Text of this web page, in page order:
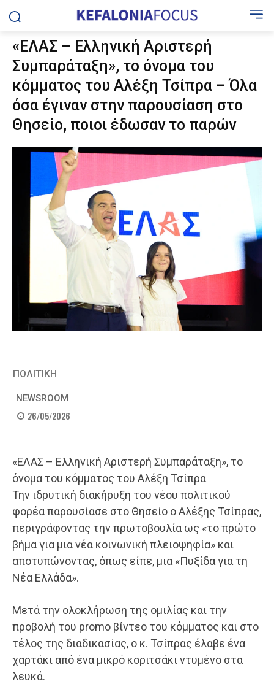
«ΕΛΑΣ – Ελληνική Αριστερή
Συμπαράταξη», το όνομα του
κόμματος του Αλέξη Τσίπρα – Όλα
όσα έγιναν στην παρουσίαση στο
Θησείο, ποιοι έδωσαν το παρών
ΠΟΛΙΤΙΚΗ
NEWSROOM
26/05/2026
«ΕΛΑΣ – Ελληνική Αριστερή Συμπαράταξη», το
όνομα του κόμματος του Αλέξη Τσίπρα
Την ιδρυτική διακήρυξη του νέου πολιτικού
φορέα παρουσίασε στο Θησείο ο Αλέξης Τσίπρας,
περιγράφοντας την πρωτοβουλία ως «το πρώτο
βήμα για μια νέα κοινωνική πλειοψηφία» και
αποτυπώνοντας, όπως είπε, μια «Πυξίδα για τη
Νέα Ελλάδα».
Μετά την ολοκλήρωση της ομιλίας και την
προβολή του promo βίντεο του κόμματος και στο
τέλος της διαδικασίας, ο κ. Τσίπρας έλαβε ένα
χαρτάκι από ένα μικρό κοριτσάκι ντυμένο στα
λευκά.